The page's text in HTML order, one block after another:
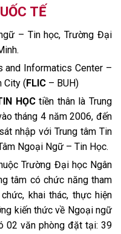
TẾ
– Tin học, Trường Đại
and Informatics Center –
City ( FLIC – BUH)
HỌCtiền thân là Trung
tháng 4 năm 2006, đến
nhập với Trung tâm Tin
Ngoại Ngữ – Tin Học.
Trường Đại học Ngân
tâm có chức năng tham
khai thác, thực hiện
kiến thức về Ngoại ngữ
02 văn phòng đặt tại: 39